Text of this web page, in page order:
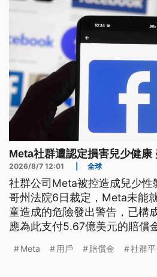
Meta社群遭認定損害兒少健康
2026/8/7 12:01 全球
社群公司Meta被控造成兒少性
哥州法院6日裁定，Meta未能
童造成的危險發出警告，已構
應為此支付5.67億美元的賠償
要求Meta應禁止成年用戶向未
Meta 用戶 賠償金 社群平